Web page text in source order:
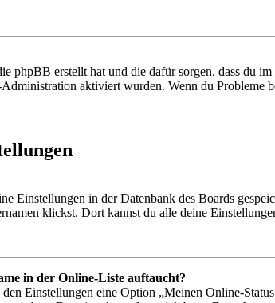
phpBB erstellt hat und die dafür sorgen, dass du
aktiviert wurden. Wenn du
Einstellungen in der Datenbank des Boards
klickst. Dort kannst du alle deine
in der Online-Liste auftaucht?
Einstellungen eine Option „Meinen Online-